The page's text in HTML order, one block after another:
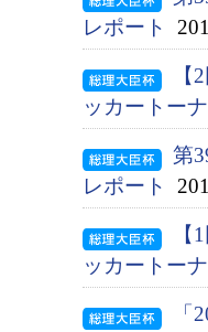
レポート
ッカートー
第
レポート
ッカートー